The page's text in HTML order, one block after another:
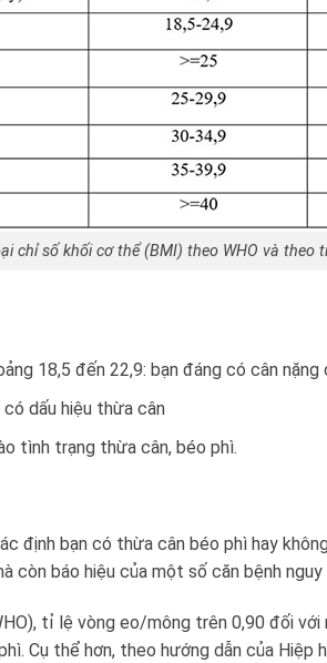
chỉ số khối cơ thể (BMI) theo WHO và theo
18,5 đến 22,9: bạn đáng có cân nặng
dấu hiệu thừa cân
tình trạng thừa cân, béo phì.
định bạn có thừa cân béo phì hay
còn báo hiệu của một số căn bệnh nguy
tỉ lệ vòng eo/mông trên 0,90 đối với
Cụ thể hơn, theo hướng dẫn của